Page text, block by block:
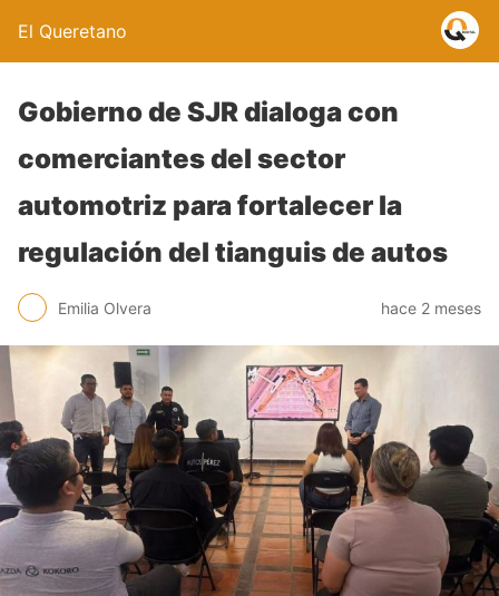
El Queretano
Gobierno de SJR dialoga con
comerciantes del sector
automotriz para fortalecer la
regulación del tianguis de autos
Emilia Olvera hace 2 meses